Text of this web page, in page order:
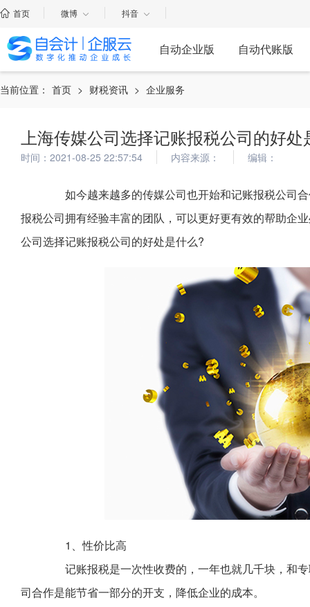
首页 微博 抖音
自动企业版 自动代账版
当前位置： 首页 > 财税资讯 > 企业服务
上海传媒公司选择记账报税公司的好处
时间：2021-08-25 22:57:54 内容来源： 编辑：
如今越来越多的传媒公司也开始和记账报税公司合
报税公司拥有经验丰富的团队，可以更好更有效的帮助企
公司选择记账报税公司的好处是什么?
1、性价比高
记账报税是一次性收费的，一年也就几千块，和专
司合作是能节省一部分的开支，降低企业的成本。